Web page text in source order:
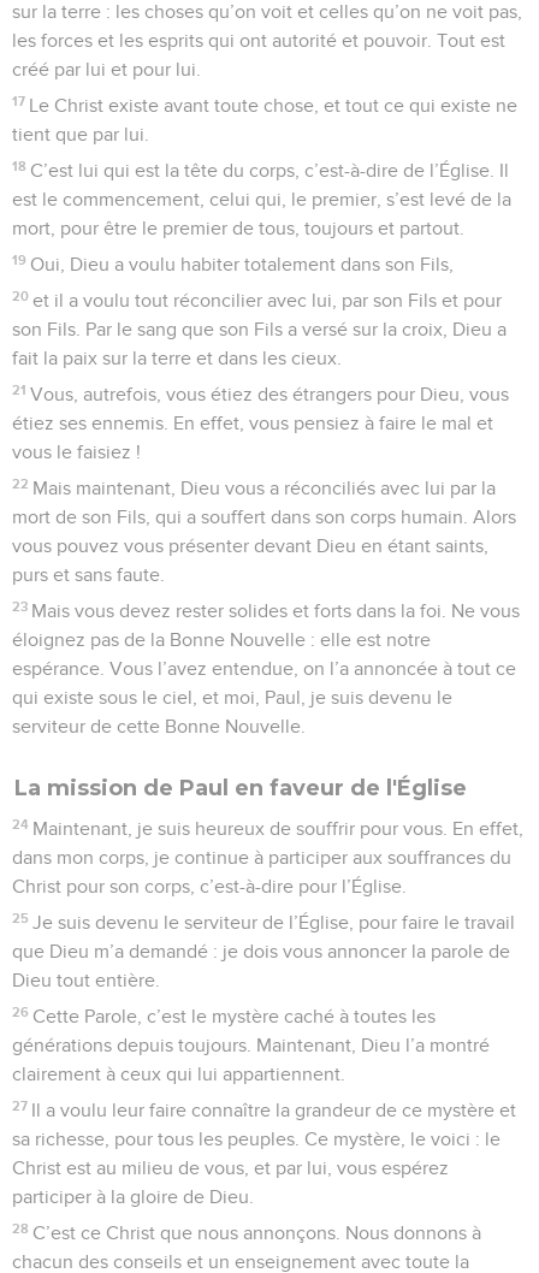
sur la terre : les choses qu’on voit et celles qu’on ne voit pas,
les forces et les esprits qui ont autorité et pouvoir. Tout est
créé par lui et pour lui.
17 Le Christ existe avant toute chose, et tout ce qui existe ne
tient que par lui.
18 C’est lui qui est la tête du corps, c’est-à-dire de l’Église. Il
est le commencement, celui qui, le premier, s’est levé de la
mort, pour être le premier de tous, toujours et partout.
19 Oui, Dieu a voulu habiter totalement dans son Fils,
20 et il a voulu tout réconcilier avec lui, par son Fils et pour
son Fils. Par le sang que son Fils a versé sur la croix, Dieu a
fait la paix sur la terre et dans les cieux.
21 Vous, autrefois, vous étiez des étrangers pour Dieu, vous
étiez ses ennemis. En effet, vous pensiez à faire le mal et
vous le faisiez !
22 Mais maintenant, Dieu vous a réconciliés avec lui par la
mort de son Fils, qui a souffert dans son corps humain. Alors
vous pouvez vous présenter devant Dieu en étant saints,
purs et sans faute.
23 Mais vous devez rester solides et forts dans la foi. Ne vous
éloignez pas de la Bonne Nouvelle : elle est notre
espérance. Vous l’avez entendue, on l’a annoncée à tout ce
qui existe sous le ciel, et moi, Paul, je suis devenu le
serviteur de cette Bonne Nouvelle.
La mission de Paul en faveur de l'Église
24 Maintenant, je suis heureux de souffrir pour vous. En effet,
dans mon corps, je continue à participer aux souffrances du
Christ pour son corps, c’est-à-dire pour l’Église.
25 Je suis devenu le serviteur de l’Église, pour faire le travail
que Dieu m’a demandé : je dois vous annoncer la parole de
Dieu tout entière.
26 Cette Parole, c’est le mystère caché à toutes les
générations depuis toujours. Maintenant, Dieu l’a montré
clairement à ceux qui lui appartiennent.
27 Il a voulu leur faire connaître la grandeur de ce mystère et
sa richesse, pour tous les peuples. Ce mystère, le voici : le
Christ est au milieu de vous, et par lui, vous espérez
participer à la gloire de Dieu.
28 C’est ce Christ que nous annonçons. Nous donnons à
chacun des conseils et un enseignement avec toute la